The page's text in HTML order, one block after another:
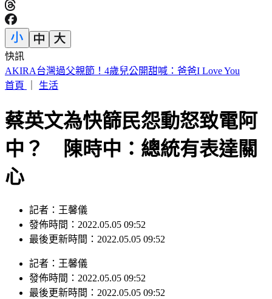
快訊
白海豚「影響最劇」時間到！中北部防豪雨 恐一路濕到下週
末
蔡英文為快篩民怨動怒致電阿
中？ 陳時中：總統有表達關
心
記者：王馨儀
發佈時間：2022.05.05 09:52
記者：王馨儀
發佈時間：2022.05.05 09:52